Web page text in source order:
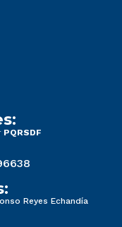
PQRSDF
Reyes Echandía